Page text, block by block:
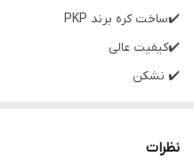
✔️ساخت کره برند PKP
✔️کیفیت عالی
✔️ نشکن
نظرات